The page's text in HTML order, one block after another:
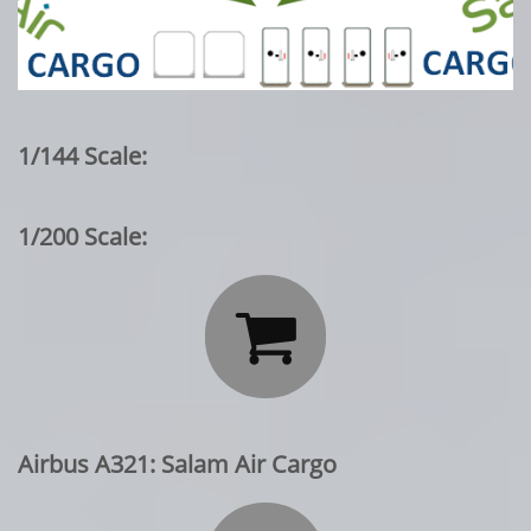
1/144 Scale:
1/200 Scale:

Airbus A321: Salam Air Cargo